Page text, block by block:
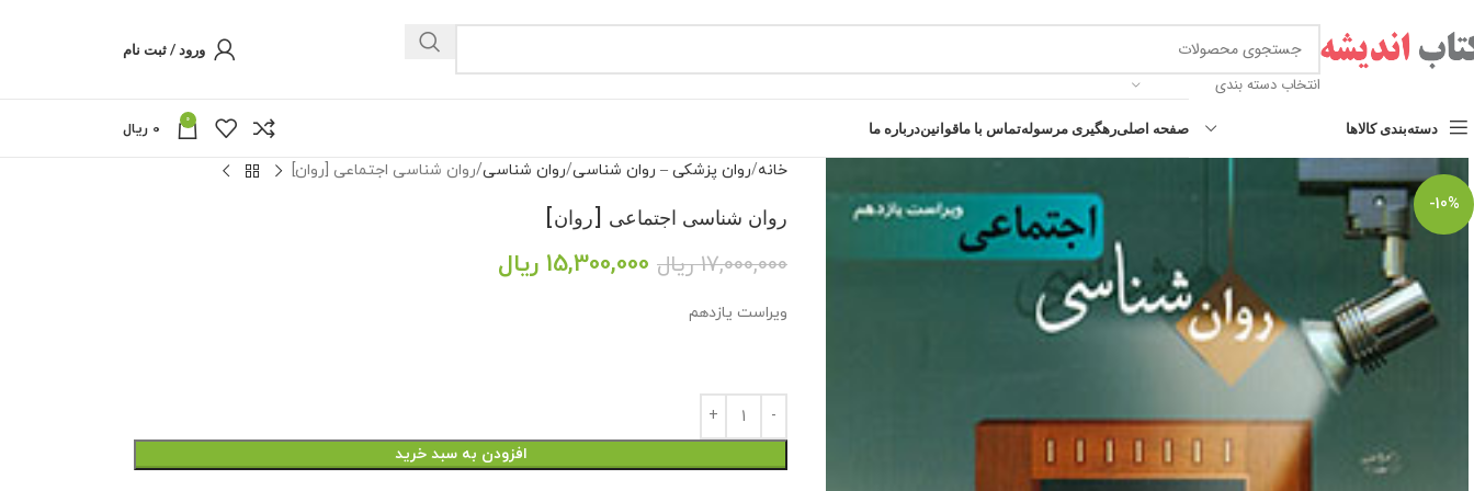
انتخاب دسته بندی
ورود / ثبت نام
دسته‌بندی کالاها صفحه اصلیرهگیری مرسولهتماس با ماقوانیندرباره ما 0
0 ریال
-10%
خانه روان پزشکی – روان شناسی روان شناسی روان شناسی اجتماعی [روان]
روان شناسی اجتماعی [روان]
17,000,000 ریال 15,300,000 ریال
ویراست یازدهم
افزودن به سبد خرید